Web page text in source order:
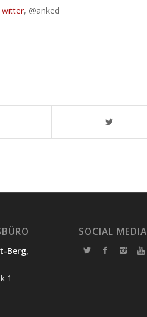
, @anked
Berg,
1
SOCIAL MEDIA